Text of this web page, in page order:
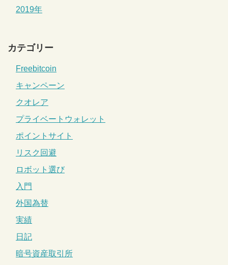
2019年
カテゴリー
Freebitcoin
キャンペーン
クオレア
プライベートウォレット
ポイントサイト
リスク回避
ロボット選び
入門
外国為替
実績
日記
暗号資産取引所